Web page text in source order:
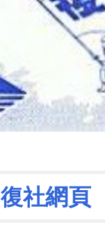
復社網頁